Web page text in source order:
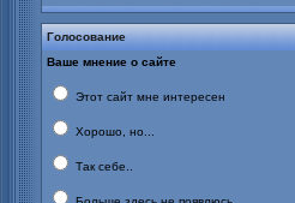
Голосование
Ваше мнение о сайте
Этот сайт мне интересен
Хорошо, но...
Так себе..